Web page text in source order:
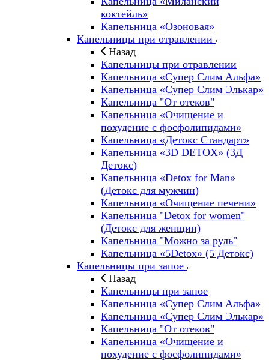
коктейль»
Капельница «Озоновая»
Капельницы при отравлении
Назад
Капельницы при отравлении
Капельница «Супер Слим Альфа»
Капельница «Супер Слим Элькар»
Капельница "От отеков"
Капельница «Очищение и
похудение с фосфолипидами»
Капельница «Детокс Стандарт»
Капельница «3D DETOX» (3Д
Детокс)
Капельница «Detox for Man»
(Детокс для мужчин)
Капельница «Очищение печени»
Капельница "Detox for women"
(Детокс для женщин)
Капельница "Можно за руль"
Капельница «5Detox» (5 Детокс)
Капельницы при запое
Назад
Капельницы при запое
Капельница «Супер Слим Альфа»
Капельница «Супер Слим Элькар»
Капельница "От отеков"
Капельница «Очищение и
похудение с фосфолипидами»